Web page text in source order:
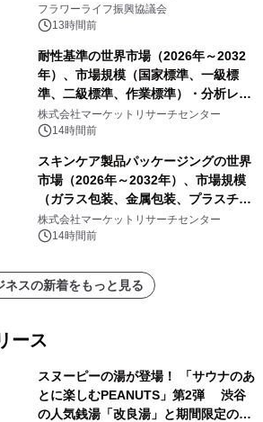
山・射水で開催
フラワーライフ振興協議会
13時間前
耐性基準の世界市場（2026年～2032
年）、市場規模（国家標準、一級標
準、二級標準、作業標準）・分析レポ
ートを発表
株式会社マーケットリサーチセンター
14時間前
スキンケア製品パッケージングの世界
市場（2026年～2032年）、市場規模
（ガラス包装、金属包装、プラスチッ
ク包装、その他）・分析レポートを発
表
株式会社マーケットリサーチセンター
14時間前
ネスの新着をもっと見る
ース
スヌーピーの湯が登場！ 「サウナのあ
とに楽しむPEANUTS」第2弾 渋谷
の人気銭湯「改良湯」と期間限定のコ